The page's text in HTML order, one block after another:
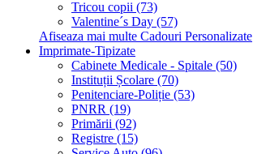
Tricou copii (73)
Valentine´s Day (57)
Afiseaza mai multe Cadouri Personalizate
Imprimate-Tipizate
Cabinete Medicale - Spitale (50)
Instituții Școlare (70)
Penitenciare-Poliție (53)
PNRR (19)
Primării (92)
Registre (15)